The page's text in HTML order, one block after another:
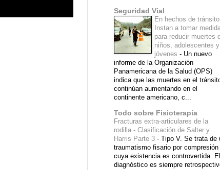
Seguridad Vial
En hechos de tránsito
Instan a tomar
para reducir muertes
niños, adolescentes y
jóvenes - Un nuevo
informe de la Organización
Panamericana de la Salud (OPS)
indica que las muertes en el
continúan aumentando en el
continente americano, c...
Todo sobre Fisioterapia
Fracturas extra-articulares de la
rodilla - Clasificación de Salter y
Harris Parte 3 - Tipo V. Se trata de
traumatismo fisario por compresión
cuya existencia es controvertida. El
diagnóstico es siempre